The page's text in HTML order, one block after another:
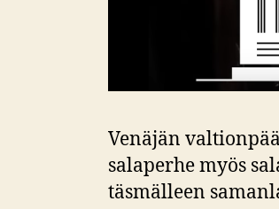
Venäjän
salaperhe myös
täsmälleen